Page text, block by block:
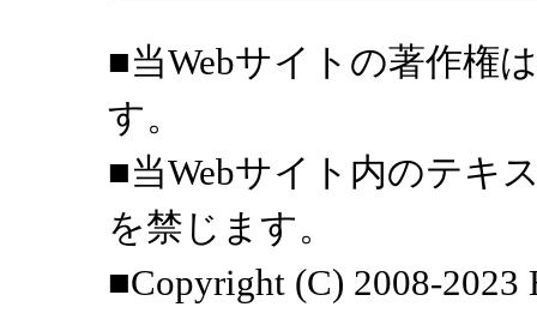
■当Webサイトの著作権
す。
■当Webサイト内のテキ
を禁じます。
■Copyright (C) 2008-2023